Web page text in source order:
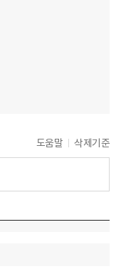
도움말 삭제기준